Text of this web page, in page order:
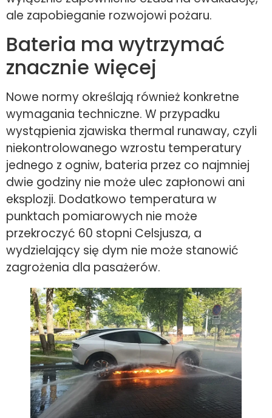
ale zapobieganie rozwojowi pożaru.
Bateria ma wytrzymać
znacznie więcej
Nowe normy określają również konkretne
wymagania techniczne. W przypadku
wystąpienia zjawiska thermal runaway, czyli
niekontrolowanego wzrostu temperatury
jednego z ogniw, bateria przez co najmniej
dwie godziny nie może ulec zapłonowi ani
eksplozji. Dodatkowo temperatura w
punktach pomiarowych nie może
przekroczyć 60 stopni Celsjusza, a
wydzielający się dym nie może stanowić
zagrożenia dla pasażerów.